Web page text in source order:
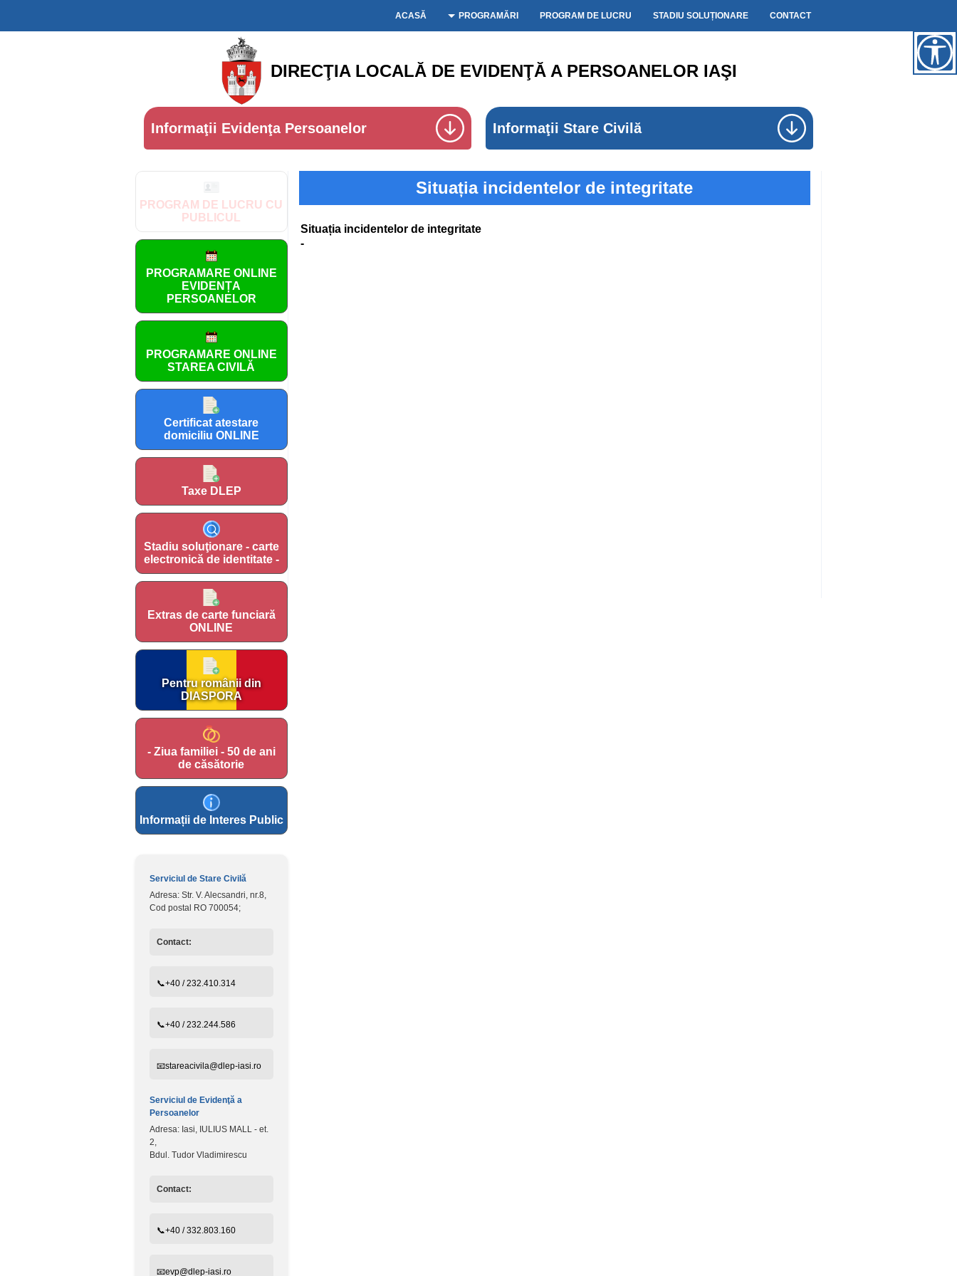
ACASĂ PROGRAMĂRI PROGRAM DE LUCRU STADIU SOLUȚIONARE CONTACT
DIRECŢIA LOCALĂ DE EVIDENŢĂ A PERSOANELOR IAŞI
Informaţii Evidenţa Persoanelor Informaţii Stare Civilă
PROGRAM DE LUCRU CU
PUBLICUL
PROGRAMARE ONLINE
EVIDENȚA
PERSOANELOR
PROGRAMARE ONLINE
STAREA CIVILĂ
Certificat atestare
domiciliu ONLINE
Taxe DLEP
Stadiu soluţionare - carte
electronică de identitate -
Extras de carte funciară
ONLINE
Pentru românii din
DIASPORA
- Ziua familiei - 50 de ani
de căsătorie
Informații de Interes Public
Serviciul de Stare Civilă
Adresa: Str. V. Alecsandri, nr.8,
Cod postal RO 700054;
Contact:
📞+40 / 232.410.314
📞+40 / 232.244.586
📧stareacivila@dlep-iasi.ro
Serviciul de Evidenţă a
Persoanelor
Adresa: Iasi, IULIUS MALL - et.
2,
Bdul. Tudor Vladimirescu
Contact:
📞+40 / 332.803.160
📧evp@dlep-iasi.ro
Situația incidentelor de integritate
Situația incidentelor de integritate
-